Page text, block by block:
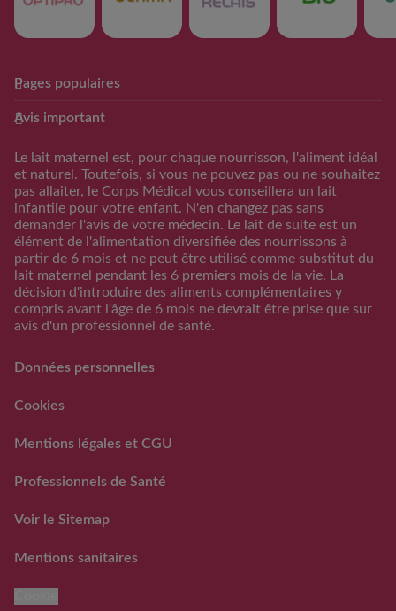
Pages populaires
Avantage Club bébé & moi
d’accouchement
Calculateur periode
d’ovulation
Calendrier Grossese
Guide de l’alimentation
S'inscrire/S'identifier
Support
FAQs
LAITS INFANTILES
FAQ rappels volontaires
Avis important
Le lait maternel est, pour chaque nourrisson, l'aliment idéal
et naturel. Toutefois, si vous ne pouvez pas ou ne souhaitez
pas allaiter, le Corps Médical vous conseillera un lait
infantile pour votre enfant. N'en changez pas sans
demander l'avis de votre médecin. Le lait de suite est un
élément de l'alimentation diversifiée des nourrissons à
partir de 6 mois et ne peut être utilisé comme substitut du
lait maternel pendant les 6 premiers mois de la vie. La
décision d'introduire des aliments complémentaires y
compris avant l'âge de 6 mois ne devrait être prise que sur
avis d'un professionnel de santé.
Données personnelles
Cookies
Mentions légales et CGU
Professionnels de Santé
Voir le Sitemap
Mentions sanitaires